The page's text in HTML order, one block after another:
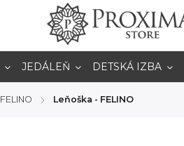
JEDÁLEŇ DETSKÁ IZBA
FELINO / Leňoška - FELINO